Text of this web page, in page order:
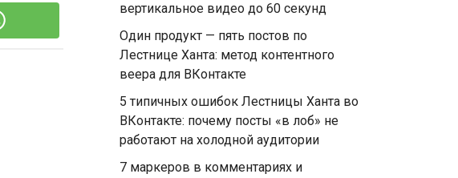
вертикальное видео до 60 секунд
Один продукт — пять постов по
Лестнице Ханта: метод контентного
веера для ВКонтакте
5 типичных ошибок Лестницы Ханта во
ВКонтакте: почему посты «в лоб» не
работают на холодной аудитории
7 маркеров в комментариях и